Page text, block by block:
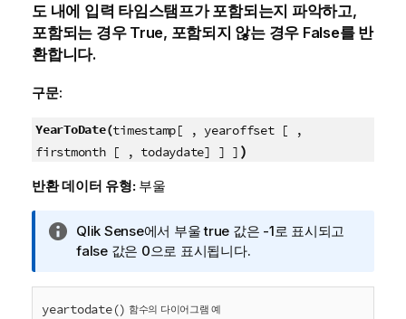
도 내에 입력 타임스탬프가 포함되는지 파악하고,
포함되는 경우 True, 포함되지 않는 경우 False를 반
환합니다.
구문:
YearToDate(timestamp[ , yearoffset [ ,
firstmonth [ , todaydate] ] ] )
반환 데이터 유형: 부울
정
보
모
Qlik Sense에서 부울 true 값은 -1로 표시되고
false 값은 0으로 표시됩니다.
yeartodate() 함수의 다이어그램 예